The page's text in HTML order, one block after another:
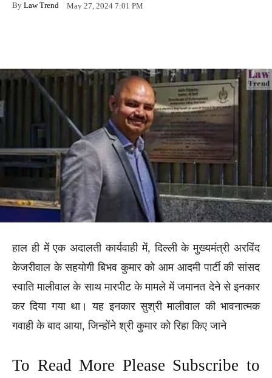
By Law Trend May 27, 2024 7:01 PM
हाल ही में एक अदालती कार्यवाही में, दिल्ली के मुख्यमंत्री अरविंद
केजरीवाल के सहयोगी बिभव कुमार को आम आदमी पार्टी की सांसद
स्वाति मालीवाल के साथ मारपीट के मामले में जमानत देने से इनकार
कर दिया गया था। यह इनकार सुश्री मालीवाल की भावनात्मक
गवाही के बाद आया, जिन्होंने श्री कुमार को रिहा किए जाने
To Read More Please Subscribe to